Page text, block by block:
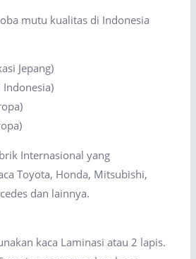
mutu kualitas di Indonesia
Jepang)
Indonesia)
Internasional yang
Toyota, Honda, Mitsubishi,
dan lainnya.
kaca Laminasi atau 2 lapis.